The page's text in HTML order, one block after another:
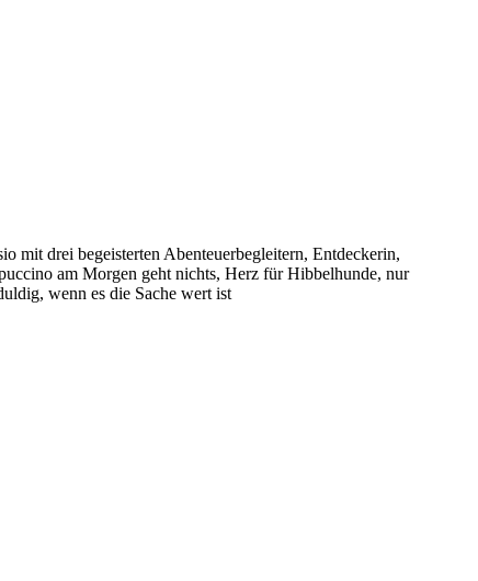
mit drei begeisterten Abenteuerbegleitern, Entdeckerin,
am Morgen geht nichts, Herz für Hibbelhunde, nur
wenn es die Sache wert ist